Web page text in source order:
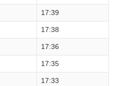
17:39
17:38
17:36
17:35
17:33